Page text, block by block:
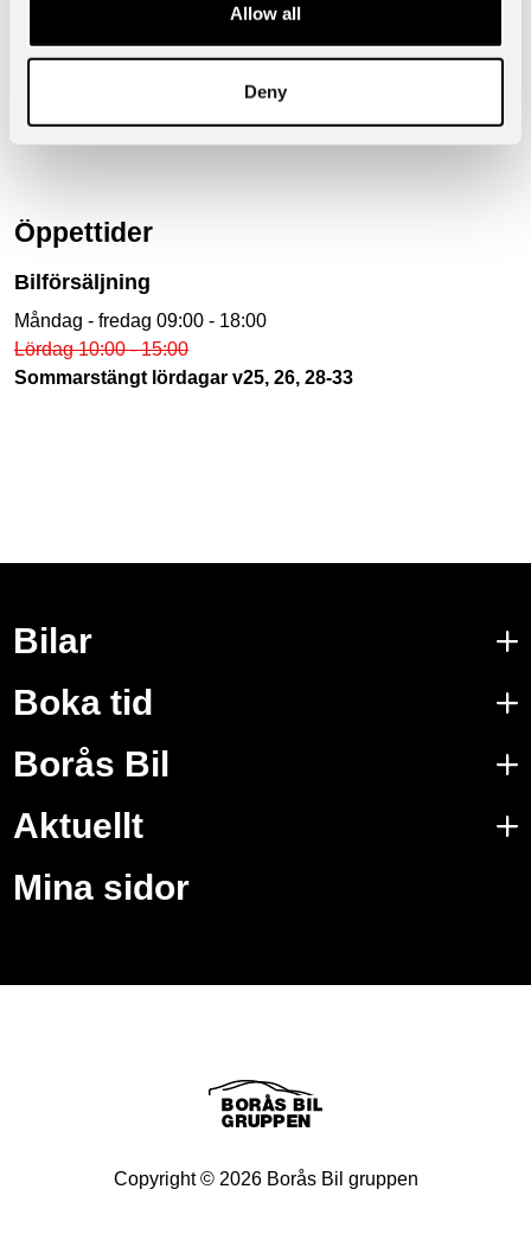
Allow all
Deny
Öppettider
Bilförsäljning
Måndag - fredag 09:00 - 18:00
Lördag 10:00 - 15:00
Sommarstängt lördagar v25, 26, 28-33
Bilar
Boka tid
Borås Bil
Aktuellt
Mina sidor
Copyright © 2026 Borås Bil gruppen